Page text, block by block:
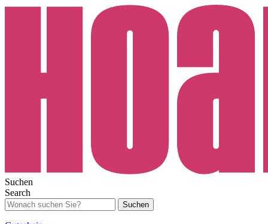
Suchen
Search
Suchen